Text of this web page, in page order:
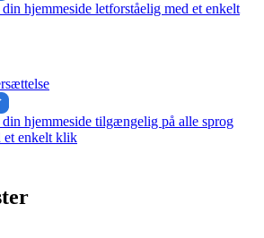
hjemmeside letforståelig med et enkelt
hjemmeside tilgængelig på alle sprog
et enkelt klik